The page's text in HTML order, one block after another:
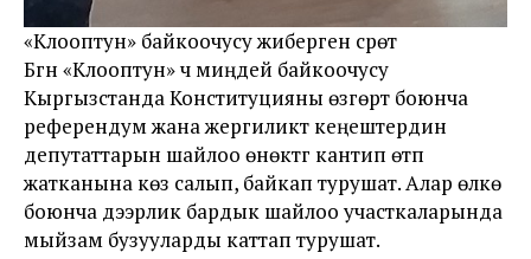
«Клооптун» байкоочусу жиберген сүрөт
Бүгүн «Клооптун» үч миңдей байкоочусу
Кыргызстанда Конституцияны өзгөртүү боюнча
референдум жана жергиликтүү кеңештердин
депутаттарын шайлоо өнөктүгү кантип өтүп
жатканына көз салып, байкап турушат. Алар өлкө
боюнча дээрлик бардык шайлоо участкаларында
мыйзам бузууларды каттап турушат.